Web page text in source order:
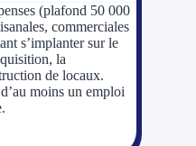
(plafond 50 000
commerciales
s’implanter sur le
la
de locaux.
moins un emploi